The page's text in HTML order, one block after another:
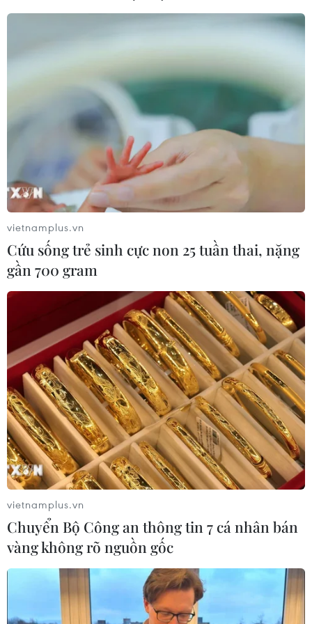
Nông sản đạt giá trị xuất khẩu
sản đạt 4,65 tỷ USD, tăng 10,6%
so với cùng kỳ năm trước.
(TTXVN/Vietnam+)
#Thủy sản Việt Nam #Xuất khẩu thủy sản
#Hoa Kỳ
#Thị phần
Mỹ
Theo dõi VietnamPlus
TIN LIÊN QUAN
vietnamplus.vn
Cứu sống trẻ sinh cực non 25 tuần thai, nặng
gần 700 gram
vietnamplus.vn
Chuyển Bộ Công an thông tin 7 cá nhân bán
vàng không rõ nguồn gốc